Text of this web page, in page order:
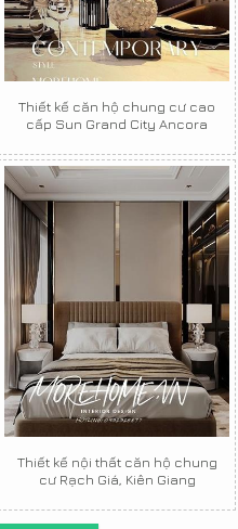
Thiết kế căn hộ chung cư cao
cấp Sun Grand City Ancora
Thiết kế nội thất căn hộ chung
cư Rạch Giá, Kiên Giang